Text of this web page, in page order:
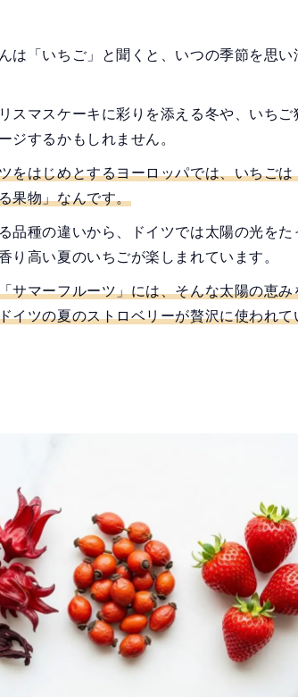
は「いちご」と聞くと、いつの季節を思い
スマスケーキに彩りを添える冬や、いちご
ジするかもしれません。
をはじめとするヨーロッパでは、いちごは
果物」なんです。
品種の違いから、ドイツでは太陽の光をた
り高い夏のいちごが楽しまれています。
サマーフルーツ」には、そんな太陽の恵み
イツの夏のストロベリーが贅沢に使われて